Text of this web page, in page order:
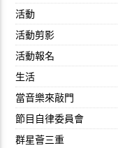
活動
活動剪影
活動報名
生活
當音樂來敲門
節目自律委員會
群星薈三重